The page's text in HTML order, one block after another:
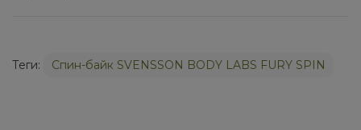
Теги: Спин-байк SVENSSON BODY LABS FURY SPIN